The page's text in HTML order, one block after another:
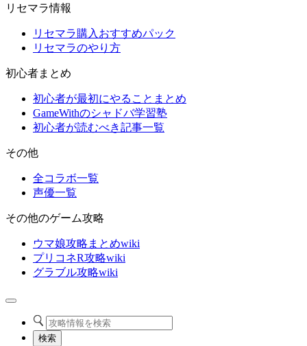
リセマラ情報
リセマラ購入おすすめパック
リセマラのやり方
初心者まとめ
初心者が最初にやることまとめ
GameWithのシャドバ学習塾
初心者が読むべき記事一覧
その他
全コラボ一覧
声優一覧
その他のゲーム攻略
ウマ娘攻略まとめwiki
プリコネR攻略wiki
グラブル攻略wiki
検索